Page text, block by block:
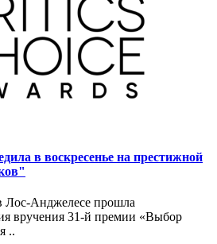
в воскресенье на престижной
Лос-Анджелесе прошла
вручения 31-й премии «Выбор
..